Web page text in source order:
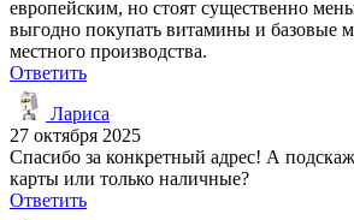
европейским, но стоят существенно
выгодно покупать витамины и базовые
местного производства.
Ответить
Лариса
27 октября 2025
Спасибо за конкретный адрес! А
карты или только наличные?
Ответить